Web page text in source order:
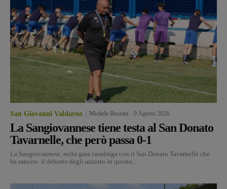
San Giovanni Valdarno Michele Bossini 9 Agosto 2026
La Sangiovannese tiene testa al San Donato
Tavarnelle, che però passa 0-1
La Sangiovannese, nella gara casalinga con il San Donato Tavarnelle che
ha sancito il debutto degli azzurro in questo...